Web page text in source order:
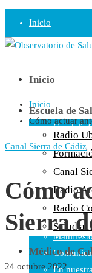
Inicio
Observatorio
Opinión
Radio
Radio
COPE
Salud en
Salud en
Plataforma
En
Inicio
Escuela de
Radio
Canal
Radio
Radio
Salud al
Médico de
Inicio
Cómo actuar
Canal Sierra de Cádiz
Cómo
Sierra
24 octubre 2022